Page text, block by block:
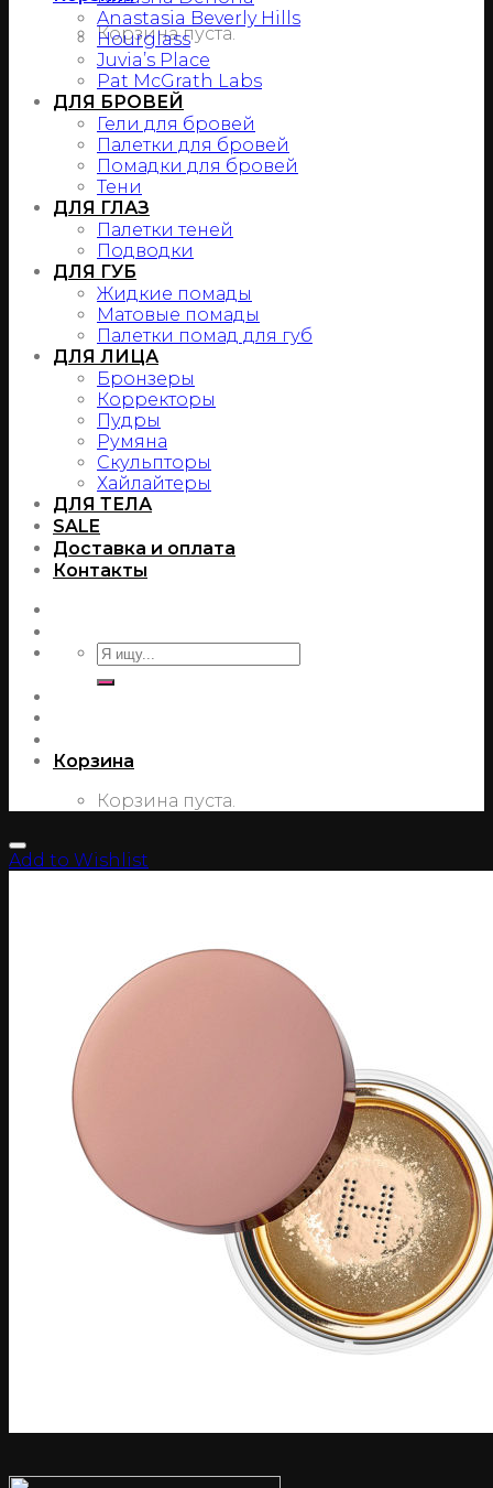
Корзина пуста.
Anastasia Beverly Hills
Hourglass
Juvia’s Place
Pat McGrath Labs
ДЛЯ БРОВЕЙ
Гели для бровей
Палетки для бровей
Помадки для бровей
Тени
ДЛЯ ГЛАЗ
Палетки теней
Подводки
ДЛЯ ГУБ
Жидкие помады
Матовые помады
Палетки помад для губ
ДЛЯ ЛИЦА
Бронзеры
Корректоры
Пудры
Румяна
Скульпторы
Хайлайтеры
ДЛЯ ТЕЛА
SALE
Доставка и оплата
Контакты
Корзина
Корзина пуста.
Add to Wishlist